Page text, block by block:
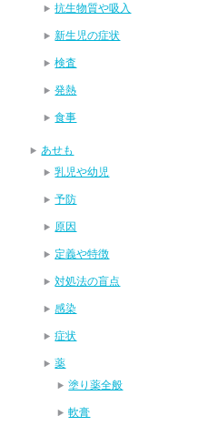
抗生物質や吸入
新生児の症状
検査
発熱
食事
あせも
乳児や幼児
予防
原因
定義や特徴
対処法の盲点
感染
症状
薬
塗り薬全般
軟膏